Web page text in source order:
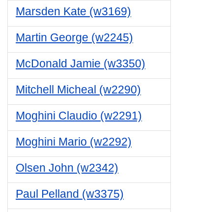
Marsden Kate (w3169)
Martin George (w2245)
McDonald Jamie (w3350)
Mitchell Micheal (w2290)
Moghini Claudio (w2291)
Moghini Mario (w2292)
Olsen John (w2342)
Paul Pelland (w3375)